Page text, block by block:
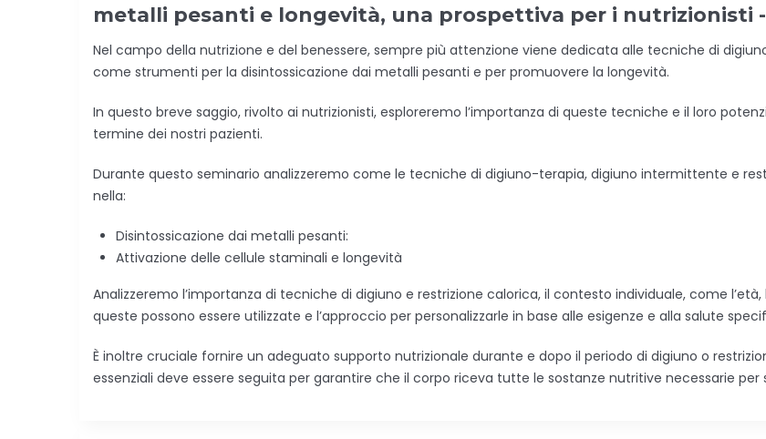
metalli pesanti e longevità, una prospettiva per i nutrizionisti
Nel campo della nutrizione e del benessere, sempre più attenzione viene dedicata alle tecniche di
come strumenti per la disintossicazione dai metalli pesanti e per promuovere la longevità.
In questo breve saggio, rivolto ai nutrizionisti, esploreremo l’importanza di queste tecniche e il loro
termine dei nostri pazienti.
Durante questo seminario analizzeremo come le tecniche di digiuno-terapia, digiuno intermittente e
nella:
Disintossicazione dai metalli pesanti:
Attivazione delle cellule staminali e longevità
Analizzeremo l’importanza di tecniche di digiuno e restrizione calorica, il contesto individuale, come
queste possono essere utilizzate e l’approccio per personalizzarle in base alle esigenze e alla salute
È inoltre cruciale fornire un adeguato supporto nutrizionale durante e dopo il periodo di digiuno o
essenziali deve essere seguita per garantire che il corpo riceva tutte le sostanze nutritive necessarie